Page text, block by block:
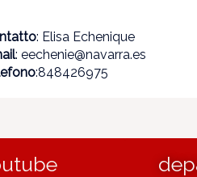
: Elisa Echenique
: eechenie@navarra.es
:848426975